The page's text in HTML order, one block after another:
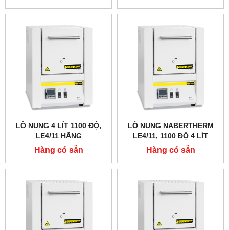
LÒ NUNG 4 LÍT 1100 ĐỘ,
LE4/11 HÃNG
NABERTHERM - ĐỨC
Hàng có sẵn
LÒ NUNG NABERTHERM
LE4/11, 1100 ĐỘ 4 LÍT
Hàng có sẵn